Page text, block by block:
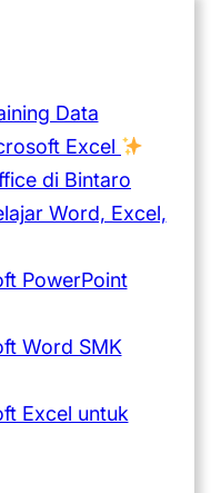
Data
Excel
di Bintaro
Word, Excel,
PowerPoint
Word SMK
Excel untuk